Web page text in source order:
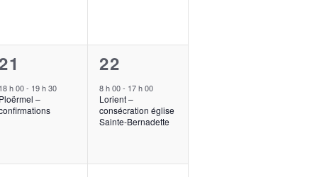
1
évènement,
21
18 h 00- 19 h 30
Ploërmel –
1
évènement,
22
8 h 00- 17 h 00
Lorient –
consécration église
Sainte-Bernadette